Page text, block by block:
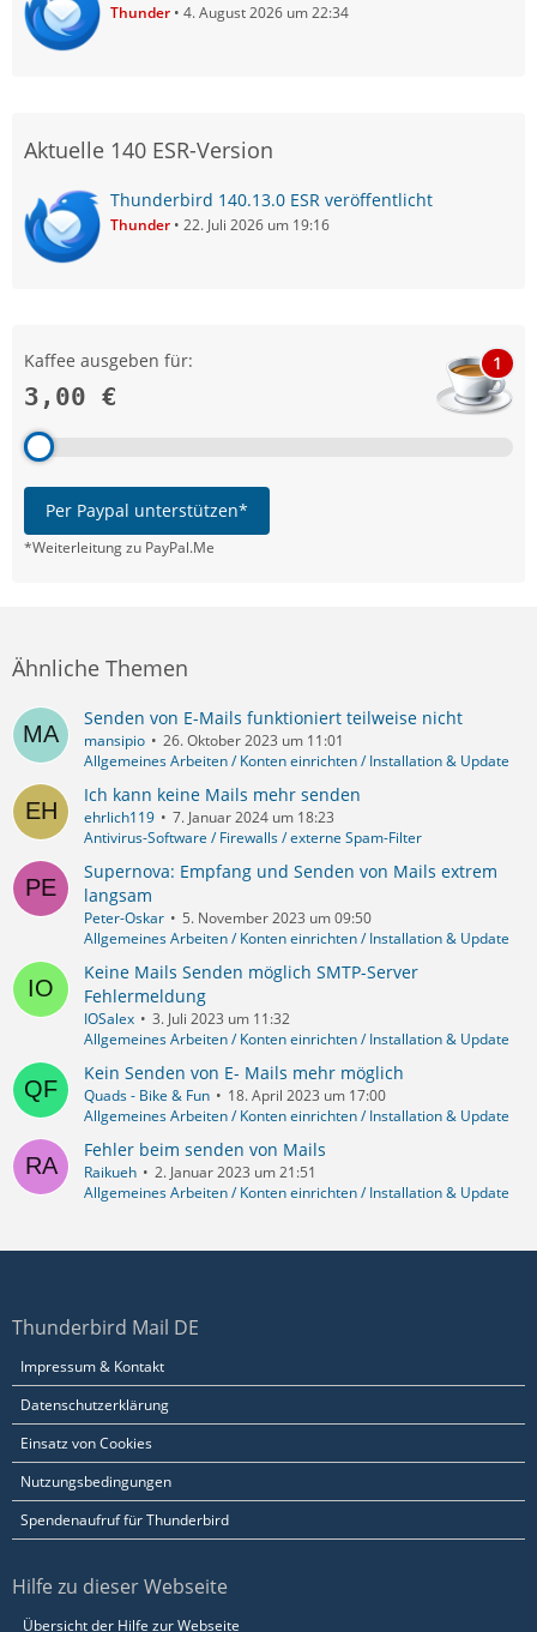
Thunder 4. August 2026 um 22:34
Aktuelle 140 ESR-Version
Thunderbird 140.13.0 ESR veröffentlicht
Thunder 22. Juli 2026 um 19:16
Kaffee ausgeben für:
3,00 €
1
Per Paypal unterstützen*
*Weiterleitung zu PayPal.Me
Ähnliche Themen
Senden von E-Mails funktioniert teilweise nicht
mansipio
26. Oktober 2023 um 11:01
Allgemeines Arbeiten / Konten einrichten / Installation & Update
Ich kann keine Mails mehr senden
ehrlich119
7. Januar 2024 um 18:23
Antivirus-Software / Firewalls / externe Spam-Filter
Supernova: Empfang und Senden von Mails extrem
langsam
Peter-Oskar
5. November 2023 um 09:50
Allgemeines Arbeiten / Konten einrichten / Installation & Update
Keine Mails Senden möglich SMTP-Server
Fehlermeldung
IOSalex
3. Juli 2023 um 11:32
Allgemeines Arbeiten / Konten einrichten / Installation & Update
Kein Senden von E- Mails mehr möglich
Quads - Bike & Fun
18. April 2023 um 17:00
Allgemeines Arbeiten / Konten einrichten / Installation & Update
Fehler beim senden von Mails
Raikueh
2. Januar 2023 um 21:51
Allgemeines Arbeiten / Konten einrichten / Installation & Update
Thunderbird Mail DE
Impressum & Kontakt
Datenschutzerklärung
Einsatz von Cookies
Nutzungsbedingungen
Spendenaufruf für Thunderbird
Hilfe zu dieser Webseite
Übersicht der Hilfe zur Webseite